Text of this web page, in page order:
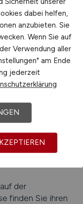
, die
Licence
Rottal-Inn,
VR-Bank
Ludwig Frischhut
GmbH,
Stahl- und
Informieren Sie
Jobangebote
der
finden Sie ihren
dabei helfen,
anzubieten. Sie
Wenn Sie auf
Verwendung aller
am Ende
jederzeit